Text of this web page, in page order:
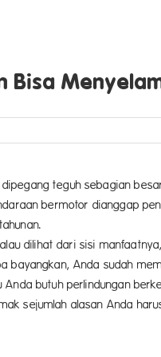
Bisa
teguh sebagian
bermotor dianggap
dilihat dari sisi
Anda sudah
butuh perlindungan
sejumlah alasan Anda